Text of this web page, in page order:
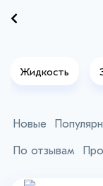
Жидкость
Новые
По отзывам